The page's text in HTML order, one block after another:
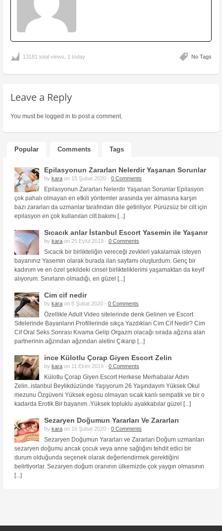
No Tags
13181 total views, 1 today
Leave a Reply
You must be logged in to post a comment.
Popular Comments Tags
Epilasyonun Zararları Nelerdir Yaşanan Sorunlar
by kara on 15 Şubat 2020 - 0 Comments
Epilasyonun Zararları Nelerdir Yaşanan Sorunlar Epilasyon
çok pahalı olmayan en etkili yöntemler arasında yer almasına karşın
bazı zararları da uzmanlar tarafından dile getiriliyor. Pürüzsüz bir cilt için
epilasyon en çok kullanılan cilt bakımı [...]
Sıcacık anlar İstanbul Escort Yasemin ile Yaşanır
by kara on 25 Eylül 2019 - 0 Comments
Sıcacık bir birlikteliğin vereceği zevkleri yakalamak isteyen
bayanınız Yasemin olarak burada ilan sayfamı oluşturdum. Genç bir
kadınım ve en özel şekildeki cinsel birlikteliklerimi yaşamaktan da keyif
alıyorum. Sınırların olmadığı, en güzel [...]
Cim cif nedir
by kara on 8 Şubat 2020 - 0 Comments
Özellikle Adult Video sitelerinde denk Gelinen ve Escort
Sitelerinde Bayanların Profillerinde sıkça Yazdıkları Cim Cif Nedir? Cim
Cif Oral Seks Sonrası Kıvama Gelip Orgazm olacağı sırada ağzına alan
partnerinin ağzından ağzından aletini Çıkarıp [...]
ince Külotlu Çorap Giyen Escort Zelin
by kara on 11 Ekim 2019 - 0 Comments
Külotlu Çorap Giyen Escort Herkese Merhabalar Adım
Zelin..istanbul Beylikdüzünde Yaşıyorum 26 Yaşındayım Yüksek Okul
mezunu Özgüveni Yüksek egosu olmayan sıcak kanlı sempatik ve bir o
kadarda Erotik Bir bayanım..Yüksek topluklu ayakkabılar güzel [...]
Sezaryen Doğumun Yararları Ve Zararları
by kara on 16 Şubat 2020 - 0 Comments
Sezaryen Doğumun Yararları ve Zararları Doğum uzmanları
sezaryen doğumu ancak çocuk veya anne sağlığını tehdit edici bir
durum olduğunda seçenek olarak değerlendirmek gerektiğini
belirtiyorlar. Sezaryen doğum oranının ülkemizde çok yaygın olmasının
[...]